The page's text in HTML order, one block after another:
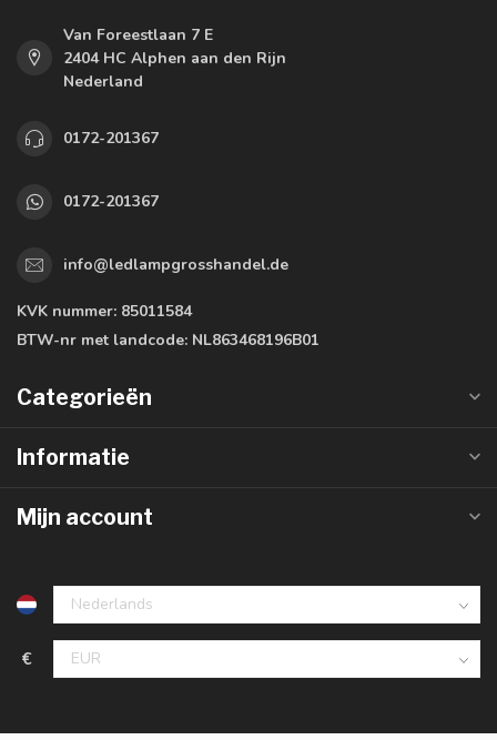
Van Foreestlaan 7 E
2404 HC Alphen aan den Rijn
Nederland
0172-201367
0172-201367
info@ledlampgrosshandel.de
KVK nummer: 85011584
BTW-nr met landcode: NL863468196B01
Categorieën
Informatie
Mijn account
€